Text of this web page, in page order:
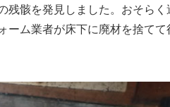
残骸を発見しました。おそらく
ーム業者が床下に廃材を捨てて